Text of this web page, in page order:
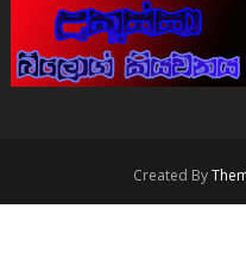
Created By